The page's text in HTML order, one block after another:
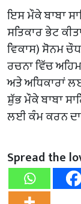
ਇਸ ਮੌਕੇ ਬਾਬਾ
ਸਤਿਕਾਰ ਭੇਟ
ਵਿਕਾਸ) ਸੋਨਮ
ਰਚਨਾ ਵਿੱਚ
ਅਤੇ ਅਧਿਕਾਰਾਂ
ਸ਼ੁੱਭ ਮੌਕੇ ਬਾਬਾ
ਲਈ ਕੰਮ ਕਰਨ ਦਾ
Spread the